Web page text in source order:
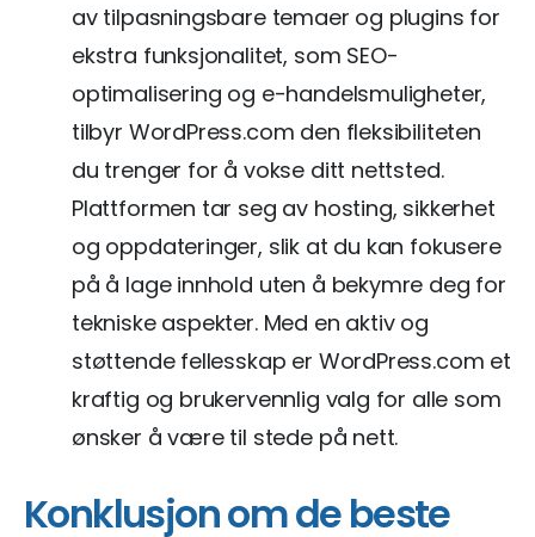
av tilpasningsbare temaer og plugins for
ekstra funksjonalitet, som SEO-
optimalisering og e-handelsmuligheter,
tilbyr WordPress.com den fleksibiliteten
du trenger for å vokse ditt nettsted.
Plattformen tar seg av hosting, sikkerhet
og oppdateringer, slik at du kan fokusere
på å lage innhold uten å bekymre deg for
tekniske aspekter. Med en aktiv og
støttende fellesskap er WordPress.com et
kraftig og brukervennlig valg for alle som
ønsker å være til stede på nett.
Konklusjon om de beste